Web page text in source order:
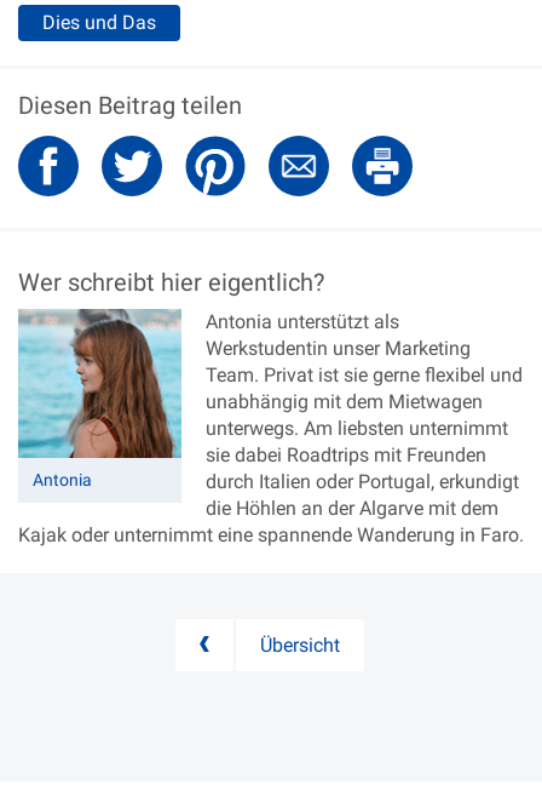
Dies und Das
Diesen Beitrag teilen
Wer schreibt hier eigentlich?
Antonia
Antonia unterstützt als
Werkstudentin unser Marketing
Team. Privat ist sie gerne flexibel und
unabhängig mit dem Mietwagen
unterwegs. Am liebsten unternimmt
sie dabei Roadtrips mit Freunden
durch Italien oder Portugal, erkundigt
die Höhlen an der Algarve mit dem
Kajak oder unternimmt eine spannende Wanderung in Faro.
Übersicht